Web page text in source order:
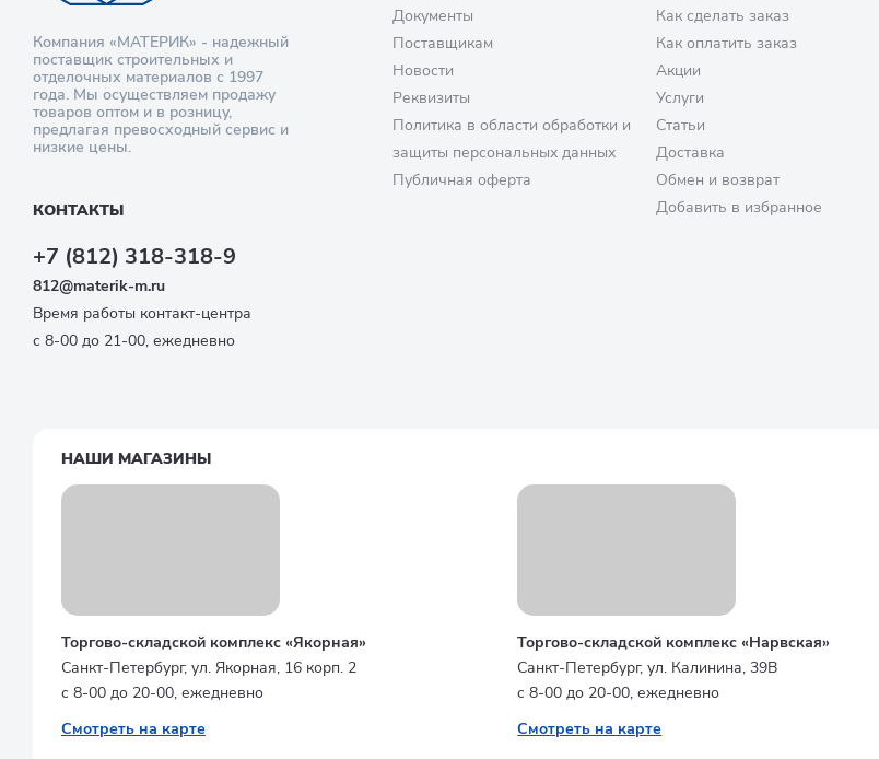
Компания «МАТЕРИК» - надежный
поставщик строительных и
отделочных материалов с 1997
года. Мы осуществляем продажу
товаров оптом и в розницу,
предлагая превосходный сервис и
низкие цены.
КОНТАКТЫ
+7 (812) 318-318-9
812@materik-m.ru
Время работы контакт-центра
с 8-00 до 21-00, ежедневно
Документы
Поставщикам
Новости
Реквизиты
Политика в области обработки и
защиты персональных данных
Публичная оферта
Как сделать заказ
Как оплатить заказ
Акции
Услуги
Статьи
Доставка
Обмен и возврат
Добавить в избранное
НАШИ МАГАЗИНЫ
Торгово-складской комплекс «Якорная»
Санкт-Петербург, ул. Якорная, 16 корп. 2
с 8-00 до 20-00, ежедневно
Смотреть на карте
Торгово-складской комплекс «Нарвская»
Санкт-Петербург, ул. Калинина, 39В
с 8-00 до 20-00, ежедневно
Смотреть на карте